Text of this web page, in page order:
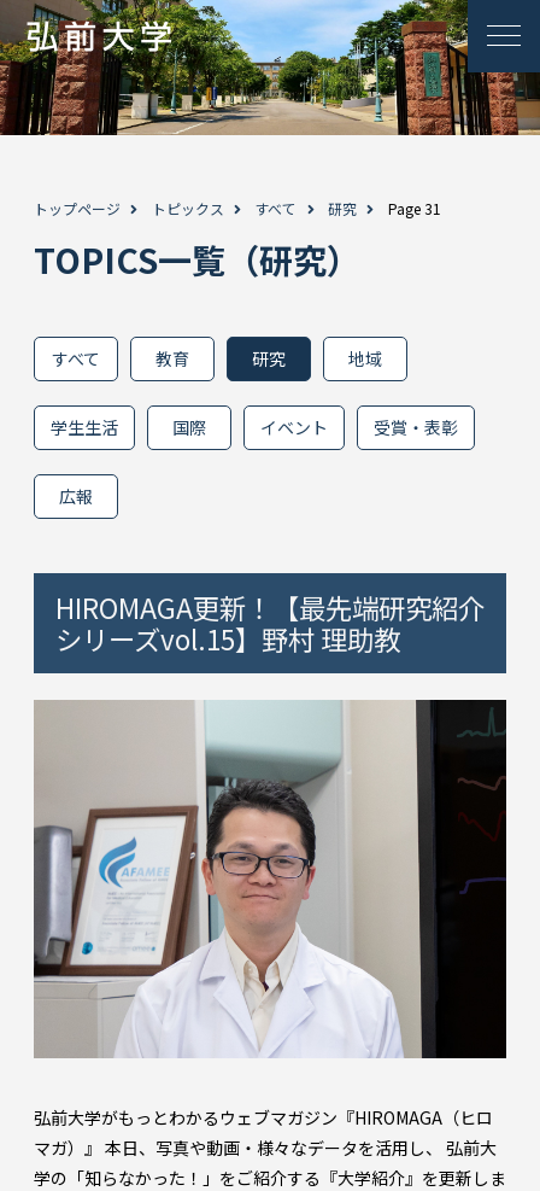
トップページ トピックス すべて 研究 Page 31
TOPICS一覧（研究）
すべて 教育 研究 地域
学生生活 国際 イベント 受賞・表彰
広報
HIROMAGA更新！【最先端研究紹介
シリーズvol.15】野村 理助教
弘前大学がもっとわかるウェブマガジン『HIROMAGA（ヒロ
マガ）』 本日、写真や動画・様々なデータを活用し、 弘前大
学の「知らなかった！」をご紹介する『大学紹介』を更新しま